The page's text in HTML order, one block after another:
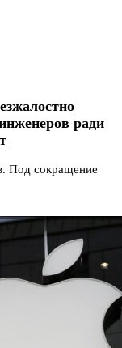
ради
Под сокращение